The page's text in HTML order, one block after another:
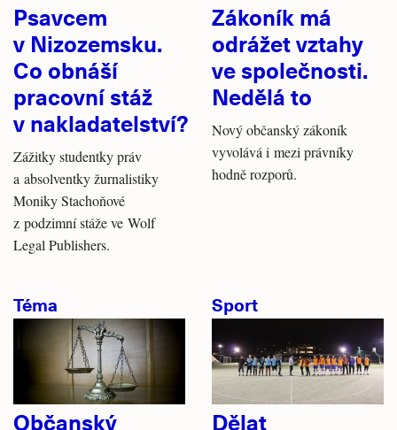
Psavcem
v Nizozemsku.
Co obnáší
pracovní stáž
v nakladatelství?
Zážitky studentky práv
a absolventky žurnalistiky
Moniky Stachoňové
z podzimní stáže ve Wolf
Legal Publishers.
Zákoník má
odrážet vztahy
ve společnosti.
Nedělá to
Nový občanský zákoník
vyvolává i mezi právníky
hodně rozporů.
Téma
Občanský
Sport
Dělat